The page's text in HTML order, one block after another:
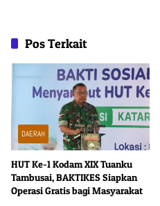
Pos Terkait
DAERAH
HUT Ke-1 Kodam XIX Tuanku
Tambusai, BAKTIKES Siapkan
Operasi Gratis bagi Masyarakat